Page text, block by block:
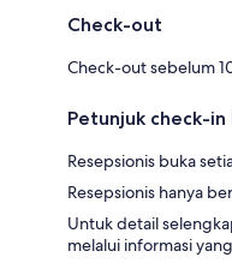
Check-out
Check-out sebelum
Petunjuk check-in
Resepsionis buka
Resepsionis hanya
Untuk detail
melalui informasi